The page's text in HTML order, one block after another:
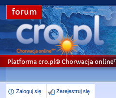
forum
Platforma cro.pl© Chorwacja
Zaloguj się Zarejestruj się